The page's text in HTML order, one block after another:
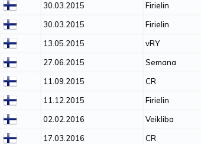
30.03.2015 Firielin
30.03.2015
Firielin
13.05.2015
vRY
27.06.2015
Semana
11.09.2015
CR
11.12.2015
Firielin
02.02.2016
Veikliba
17.03.2016
CR